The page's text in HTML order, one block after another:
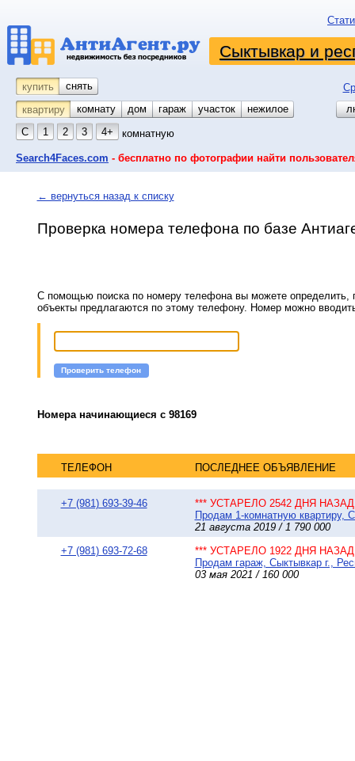
Сыктывкар и
купить снять
квартиру
комнату койко-место
дом гараж участок
нежилое
С
1 2 3 4+ комнатную
Search4Faces.com - бесплатно по фотографии найти
← вернуться назад к списку
Проверка номера телефона по базе
С помощью поиска по номеру телефона вы можете определить,
объекты предлагаются по этому телефону. Номер можно
Проверить телефон
Номера начинающиеся с 98169
ТЕЛЕФОН ПОСЛЕДНЕЕ ОБЪЯВЛЕНИЕ
+7 (981) 693-39-46
*** УСТАРЕЛО 2542 ДНЯ НАЗАД
Продам 1-комнатную квартиру,
21 августа 2019 / 1 790 000
+7 (981) 693-72-68
*** УСТАРЕЛО 1922 ДНЯ НАЗАД
Продам гараж, Сыктывкар г.,
03 мая 2021 / 160 000